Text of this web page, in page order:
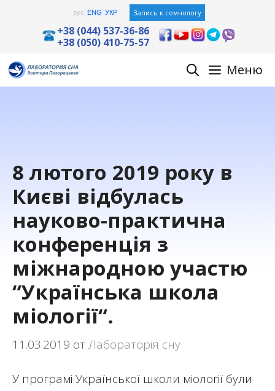
содержимому
рус ENG УКР Запись к сомнологу
+38 (044) 537-36-86
+38 (050) 410-75-57
Меню
8 лютого 2019 року в
Києві відбулась
науково-практична
конференція з
міжнародною участю
“Українська школа
міології“.
11.03.2019 отЛабораторія сну
У програмі Української школи міології були